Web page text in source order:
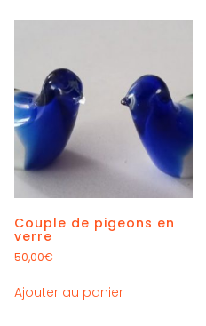
Couple de pigeons en
verre
50,00€
Ajouter au panier